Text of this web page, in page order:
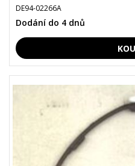
DE94-02266A
Dodání do 4 dnů